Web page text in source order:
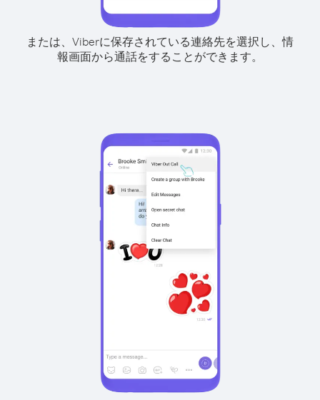
または、Viberに保存されている連絡先を選択し、情
報画面から通話をすることができます。